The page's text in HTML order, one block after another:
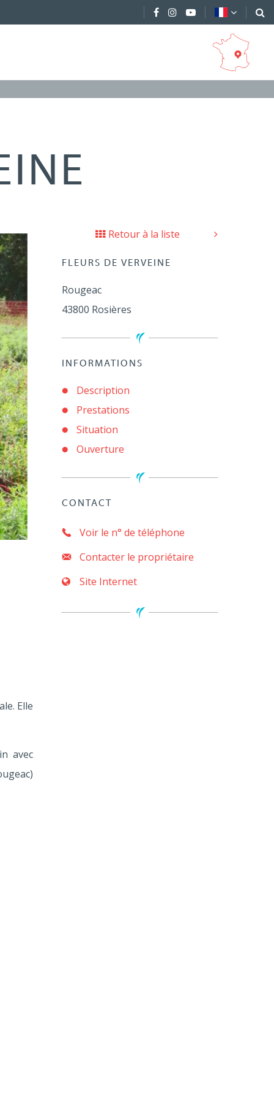
Elle
avec
Retour à la liste
FLEURS DE VERVEINE
Rougeac
43800 Rosières
INFORMATIONS
Description
Prestations
Situation
Ouverture
CONTACT
Voir le n° de téléphone
Contacter le propriétaire
Site Internet